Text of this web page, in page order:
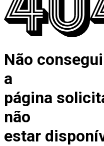
Não
a
página
não
estar